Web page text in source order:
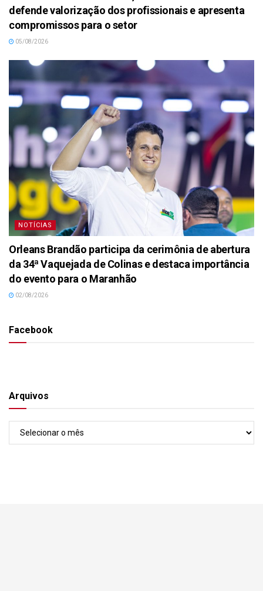
defende valorização dos profissionais e apresenta
compromissos para o setor
05/08/2026
NOTÍCIAS
Orleans Brandão participa da cerimônia de abertura
da 34ª Vaquejada de Colinas e destaca importância
do evento para o Maranhão
02/08/2026
Facebook
Arquivos